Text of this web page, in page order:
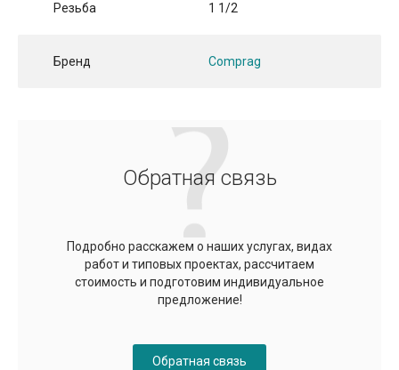
Резьба 1 1/2
Бренд Comprag
Обратная связь
Подробно расскажем о наших услугах, видах
работ и типовых проектах, рассчитаем
стоимость и подготовим индивидуальное
предложение!
Обратная связь